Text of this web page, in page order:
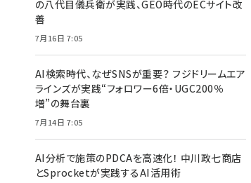
の八代目儀兵衛が実践、GEO時代のECサイト改
善
7月16日 7:05
AI検索時代、なぜSNSが重要？ フジドリームエア
ラインズが実践“フォロワー6倍・UGC200％
増”の舞台裏
7月14日 7:05
AI分析で施策のPDCAを高速化！ 中川政七商店
とSprocketが実践するAI活用術